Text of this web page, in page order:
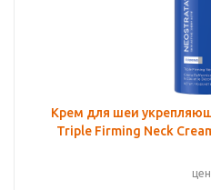
Крем для шеи
Triple Firming Neck